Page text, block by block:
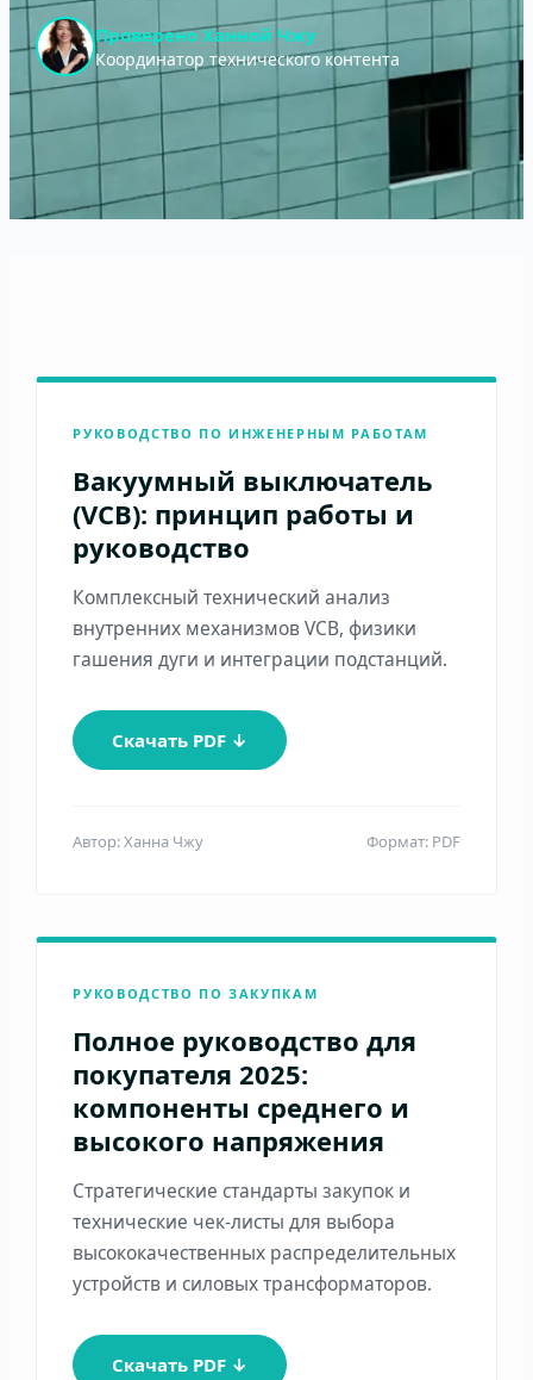
Проверено Ханной Чжу
Координатор технического контента
РУКОВОДСТВО ПО ИНЖЕНЕРНЫМ РАБОТАМ
Вакуумный выключатель
(VCB): принцип работы и
руководство
Комплексный технический анализ
внутренних механизмов VCB, физики
гашения дуги и интеграции подстанций.
Скачать PDF ↓
Автор: Ханна Чжу Формат: PDF
РУКОВОДСТВО ПО ЗАКУПКАМ
Полное руководство для
покупателя 2025:
компоненты среднего и
высокого напряжения
Стратегические стандарты закупок и
технические чек-листы для выбора
высококачественных распределительных
устройств и силовых трансформаторов.
Скачать PDF ↓